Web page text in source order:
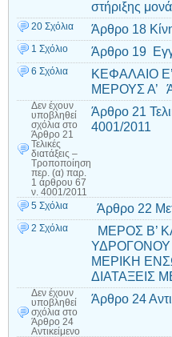
στήριξης
20 Σχόλια Άρθρο 18
1 Σχόλιο Άρθρο 19
6 Σχόλια
ΚΕΦΑΛΑΙΟ
ΜΕΡΟΥΣ Α’
Δεν έχουν
υποβληθεί
σχόλια στο
Άρθρο 21
Τελικές
διατάξεις –
Τροποποίηση
περ. (α) παρ.
1 άρθρου 67
ν. 4001/2011
Άρθρο 21
4001/2011
5 Σχόλια Άρθρο 22
2 Σχόλια
ΜΕΡΟΣ Β’
ΥΔΡΟΓΟΝΟΥ
ΜΕΡΙΚΗ
ΔΙΑΤΑΞΕΙΣ
Δεν έχουν
υποβληθεί
σχόλια στο
Άρθρο 24
Αντικείμενο
Άρθρο 24